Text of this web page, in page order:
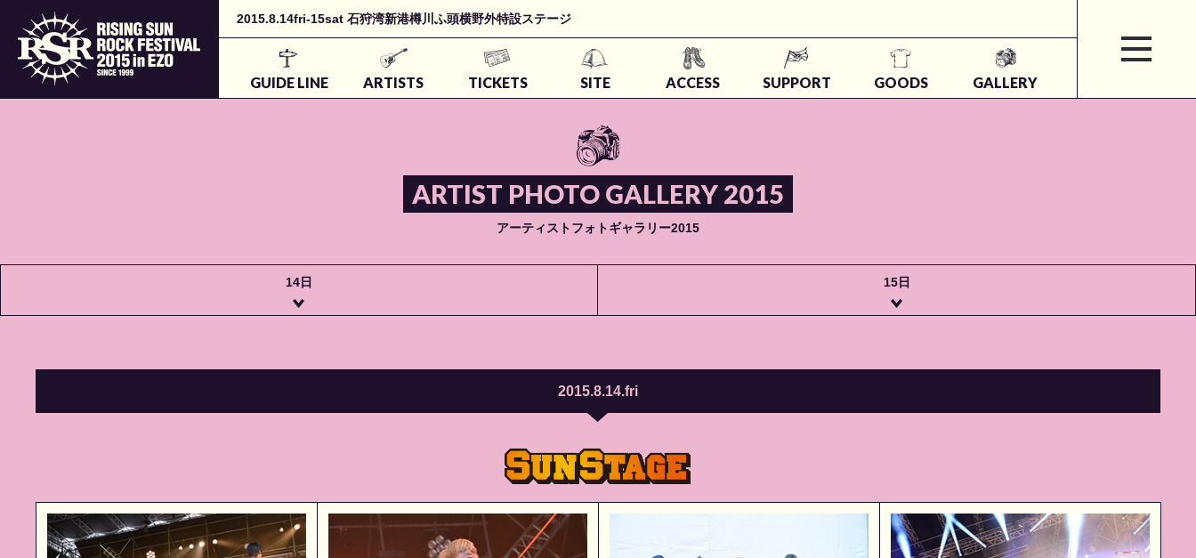
2015.8.14fri-15sat 石狩湾新港樽川ふ頭横野外特設ステージ
GUIDE LINE ARTISTS TICKETS SITE ACCESS SUPPORT GOODS GALLERY
ARTIST PHOTO GALLERY 2015
アーティストフォトギャラリー2015
14日 15日
2015.8.14.fri